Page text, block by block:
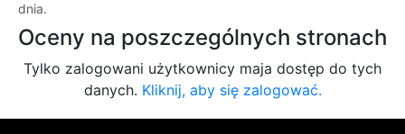
dnia.
Oceny na poszczególnych stronach
Tylko zalogowani użytkownicy maja dostęp do tych
danych. Kliknij, aby się zalogować.